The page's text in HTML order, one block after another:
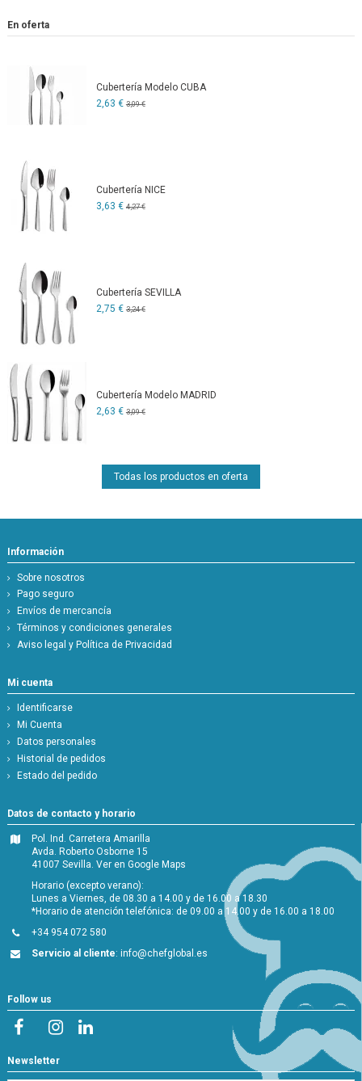
En oferta
Cubertería Modelo CUBA
2,63 € 3,09 €
Cubertería NICE
3,63 € 4,27 €
Cubertería SEVILLA
2,75 € 3,24 €
Cubertería Modelo MADRID
2,63 € 3,09 €
Todas los productos en oferta
Información
Sobre nosotros
Pago seguro
Envíos de mercancía
Términos y condiciones generales
Aviso legal y Política de Privacidad
Mi cuenta
Identificarse
Mi Cuenta
Datos personales
Historial de pedidos
Estado del pedido
Datos de contacto y horario
Pol. Ind. Carretera Amarilla
Avda. Roberto Osborne 15
41007 Sevilla.Ver en Google Maps
Horario (excepto verano):
Lunes a Viernes, de 08.30 a 14.00 y de 16.00 a 18.30
*Horario de atención telefónica: de 09.00 a 14.00 y de 16.00 a 18.00
+34 954 072 580
Servicio al cliente:info@chefglobal.es
Follow us
Newsletter